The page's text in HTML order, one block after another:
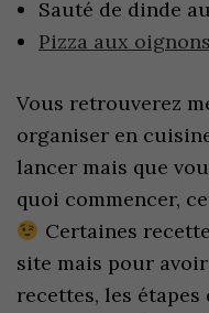
Sauté de dinde
Pizza aux
Vous retrouverez
organiser en
lancer mais que
quoi commencer,
Certaines
site mais pour
recettes, les